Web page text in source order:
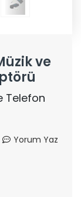
ve
Telefon
Yorum Yaz